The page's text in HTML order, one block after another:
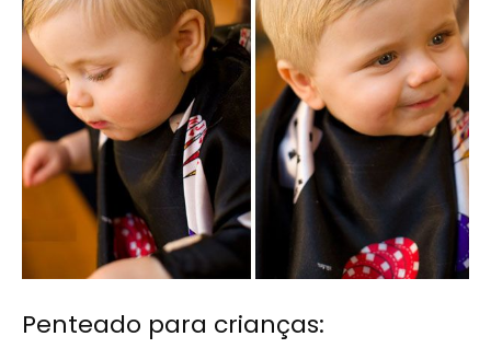
Penteado para crianças: